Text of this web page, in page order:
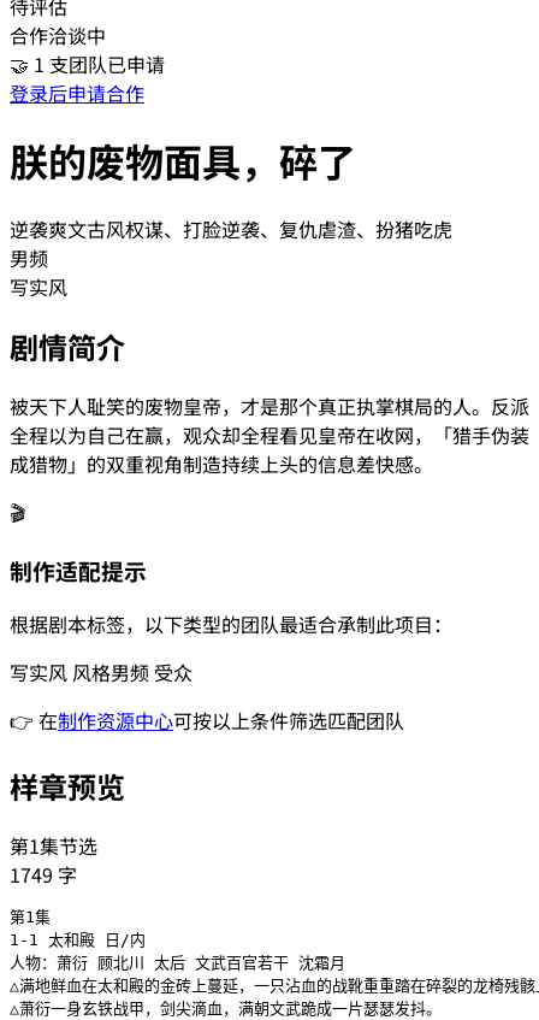
待评估
合作洽谈中
🤝 1 支团队已申请
登录后申请合作
朕的废物面具，碎了
逆袭爽文古风权谋、打脸逆袭、复仇虐渣、扮猪吃虎
男频
写实风
剧情简介
被天下人耻笑的废物皇帝，才是那个真正执掌棋局的人。反派
全程以为自己在赢，观众却全程看见皇帝在收网，「猎手伪装
成猎物」的双重视角制造持续上头的信息差快感。
🎬
制作适配提示
根据剧本标签，以下类型的团队最适合承制此项目：
写实风 风格男频 受众
👉 在制作资源中心可按以上条件筛选匹配团队
样章预览
第1集节选
1749 字
第1集
1-1 太和殿 日/内
人物：萧衍 顾北川 太后 文武百官若干 沈霜月
△满地鲜血在太和殿的金砖上蔓延，一只沾血的战靴重重踏在碎裂的龙椅残骸
△萧衍一身玄铁战甲，剑尖滴血，满朝文武跪成一片瑟瑟发抖。